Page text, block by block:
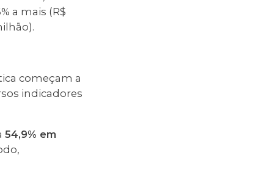
a mais (R$
começam a
indicadores
54,9% em